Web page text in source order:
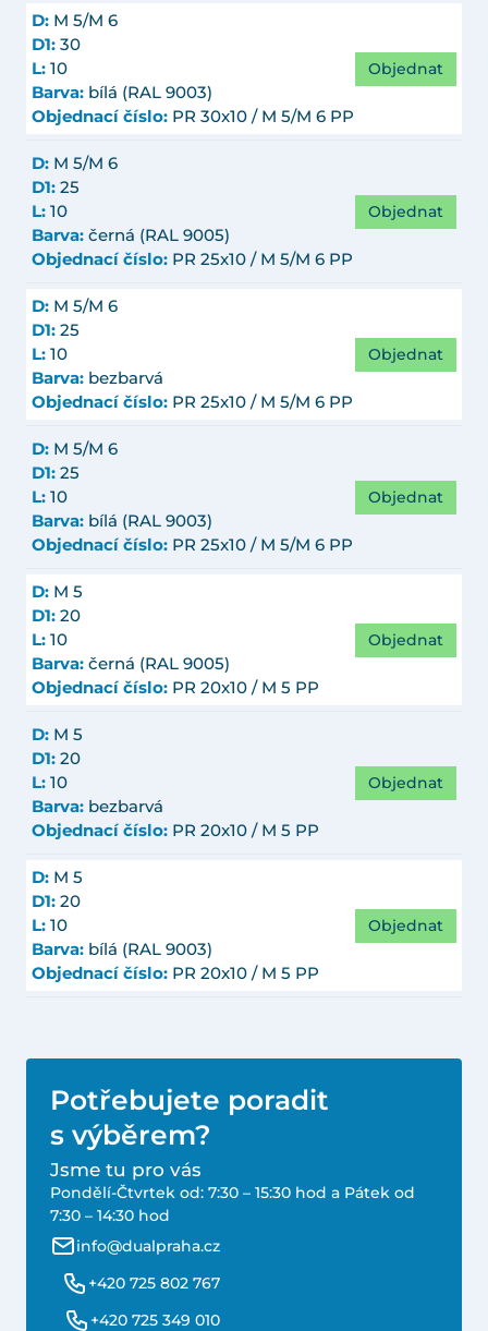
D: M 5/M 6
D1: 30
L: 10
Barva: bílá (RAL 9003)
Objednací číslo: PR 30x10 / M 5/M 6 PP
Objednat
D: M 5/M 6
D1: 25
L: 10
Barva: černá (RAL 9005)
Objednací číslo: PR 25x10 / M 5/M 6 PP
Objednat
D: M 5/M 6
D1: 25
L: 10
Barva: bezbarvá
Objednací číslo: PR 25x10 / M 5/M 6 PP
Objednat
D: M 5/M 6
D1: 25
L: 10
Barva: bílá (RAL 9003)
Objednací číslo: PR 25x10 / M 5/M 6 PP
Objednat
D: M 5
D1: 20
L: 10
Barva: černá (RAL 9005)
Objednací číslo: PR 20x10 / M 5 PP
Objednat
D: M 5
D1: 20
L: 10
Barva: bezbarvá
Objednací číslo: PR 20x10 / M 5 PP
Objednat
D: M 5
D1: 20
L: 10
Barva: bílá (RAL 9003)
Objednací číslo: PR 20x10 / M 5 PP
Objednat
Potřebujete poradit
s výběrem?
Jsme tu pro vás
Pondělí-Čtvrtek od: 7:30 – 15:30 hod a Pátek od
7:30 – 14:30 hod
info@dualpraha.cz
+420 725 802 767
+420 725 349 010